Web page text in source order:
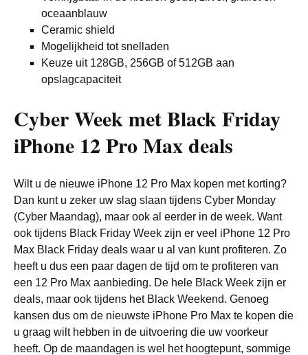
oceaanblauw
Ceramic shield
Mogelijkheid tot snelladen
Keuze uit 128GB, 256GB of 512GB aan
opslagcapaciteit
Cyber Week met Black Friday
iPhone 12 Pro Max deals
Wilt u de nieuwe iPhone 12 Pro Max kopen met korting?
Dan kunt u zeker uw slag slaan tijdens Cyber Monday
(Cyber Maandag), maar ook al eerder in de week. Want
ook tijdens Black Friday Week zijn er veel iPhone 12 Pro
Max Black Friday deals waar u al van kunt profiteren. Zo
heeft u dus een paar dagen de tijd om te profiteren van
een 12 Pro Max aanbieding. De hele Black Week zijn er
deals, maar ook tijdens het Black Weekend. Genoeg
kansen dus om de nieuwste iPhone Pro Max te kopen die
u graag wilt hebben in de uitvoering die uw voorkeur
heeft. Op de maandagen is wel het hoogtepunt, sommige